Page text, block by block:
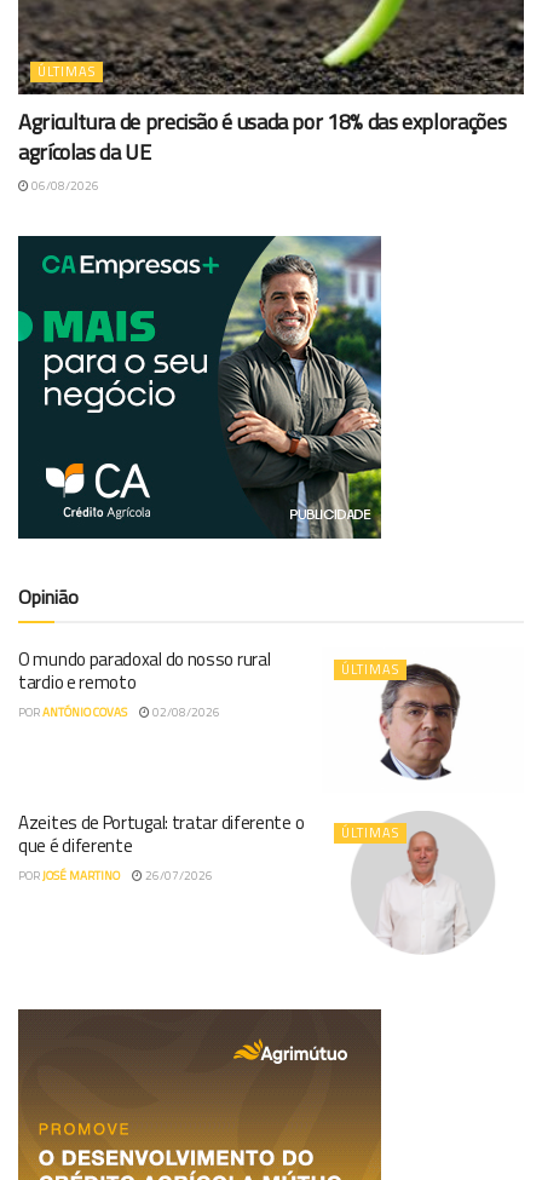
ÚLTIMAS
Agricultura de precisão é usada por 18% das explorações
agrícolas da UE
06/08/2026
Opinião
ÚLTIMAS
O mundo paradoxal do nosso rural
tardio e remoto
PORANTÓNIO COVAS 02/08/2026
ÚLTIMAS
Azeites de Portugal: tratar diferente o
que é diferente
PORJOSÉ MARTINO 26/07/2026